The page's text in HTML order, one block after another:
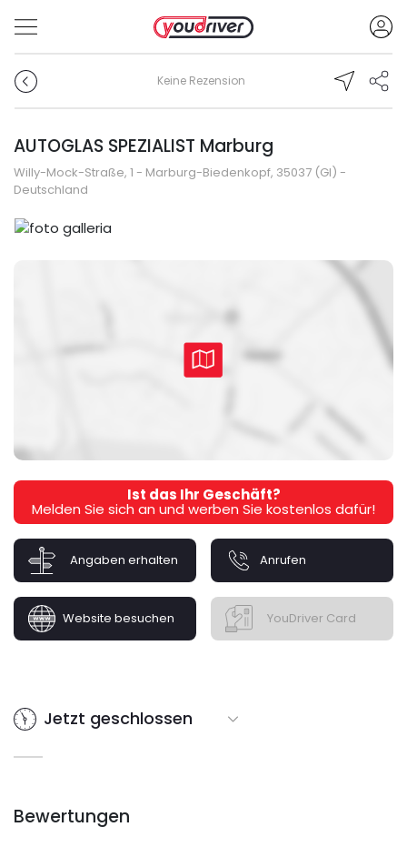
Keine Rezension
AUTOGLAS SPEZIALIST Marburg
Willy-Mock-Straße, 1 - Marburg-Biedenkopf, 35037 (GI) -
Deutschland
Ist das Ihr Geschäft?
Melden Sie sich an und werben Sie kostenlos dafür!
Angaben erhalten Anrufen
Website besuchen YouDriver Card
Jetzt geschlossen
Bewertungen